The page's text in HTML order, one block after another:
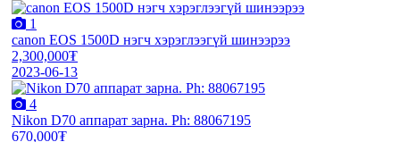
1
canon EOS 1500D нэгч хэрэглээгүй шинээрээ
2,300,000₮
2023-06-13
4
Nikon D70 аппарат зарна. Ph: 88067195
670,000₮